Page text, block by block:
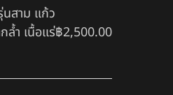
สาม แก้ว
ล้ำ เนื้อแร่฿2,500.00